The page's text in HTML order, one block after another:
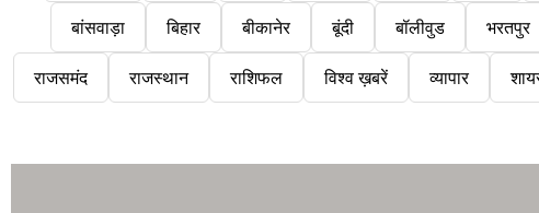
बांसवाड़ा बिहार बीकानेर बूंदी बॉलीवुड भरतपुर
राजसमंद राजस्थान राशिफल विश्व ख़बरें व्यापार